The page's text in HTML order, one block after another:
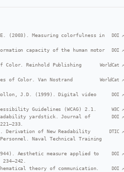
(2003). Measuring colorfulness in
DOI ↗
capacity of the human motor
DOI ↗
Reinhold Publishing
WorldCat ↗
of Color. Van Nostrand
WorldCat ↗
J.D. (1999). Digital video
DOI ↗
Guidelines (WCAG) 2.1.
W3C ↗
yardstick. Journal of
DOI ↗
of New Readability
Naval Technical Training
DTIC ↗
Aesthetic measure applied to
DOI ↗
theory of communication.
DOI ↗